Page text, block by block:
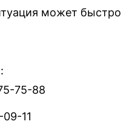
может быстро
75-88
11